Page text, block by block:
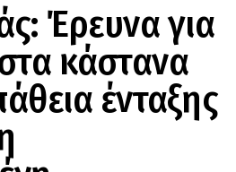
Έρευνα για
κάστανα
ένταξης